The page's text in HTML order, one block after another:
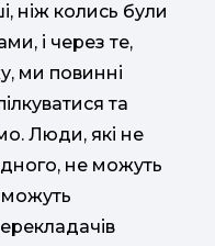
ніж колись були
і через те,
ми повинні
та
Люди, які не
не можуть